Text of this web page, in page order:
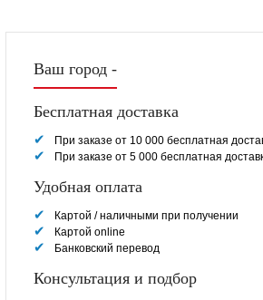
Ваш город -
Бесплатная доставка
При заказе от 10 000 бесплатная
При заказе от 5 000 бесплатная
Удобная оплата
Картой / наличными при получении
Картой online
Банковский перевод
Консультация и подбор